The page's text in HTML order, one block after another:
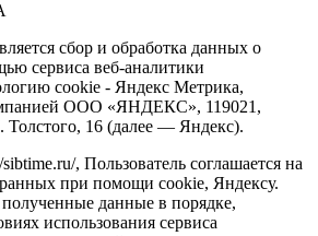
сбор и обработка данных о
сервиса веб-аналитики
cookie - Яндекс Метрика,
ООО «ЯНДЕКС», 119021,
Толстого, 16 (далее — Яндекс).
, Пользователь соглашается на
при помощи cookie, Яндексу.
данные в порядке,
использования сервиса